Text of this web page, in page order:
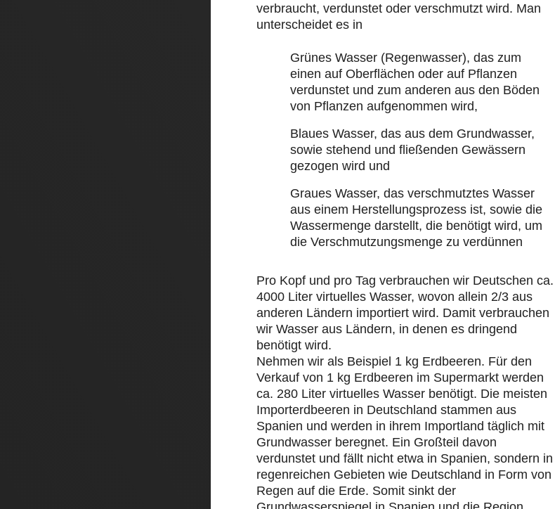
verbraucht, verdunstet oder verschmutzt wird. Man
unterscheidet es in
Grünes Wasser (Regenwasser), das zum
einen auf Oberflächen oder auf Pflanzen
verdunstet und zum anderen aus den Böden
von Pflanzen aufgenommen wird,
Blaues Wasser, das aus dem Grundwasser,
sowie stehend und fließenden Gewässern
gezogen wird und
Graues Wasser, das verschmutztes Wasser
aus einem Herstellungsprozess ist, sowie die
Wassermenge darstellt, die benötigt wird, um
die Verschmutzungsmenge zu verdünnen
Pro Kopf und pro Tag verbrauchen wir Deutschen ca.
4000 Liter virtuelles Wasser, wovon allein 2/3 aus
anderen Ländern importiert wird. Damit verbrauchen
wir Wasser aus Ländern, in denen es dringend
benötigt wird.
Nehmen wir als Beispiel 1 kg Erdbeeren. Für den
Verkauf von 1 kg Erdbeeren im Supermarkt werden
ca. 280 Liter virtuelles Wasser benötigt. Die meisten
Importerdbeeren in Deutschland stammen aus
Spanien und werden in ihrem Importland täglich mit
Grundwasser beregnet. Ein Großteil davon
verdunstet und fällt nicht etwa in Spanien, sondern in
regenreichen Gebieten wie Deutschland in Form von
Regen auf die Erde. Somit sinkt der